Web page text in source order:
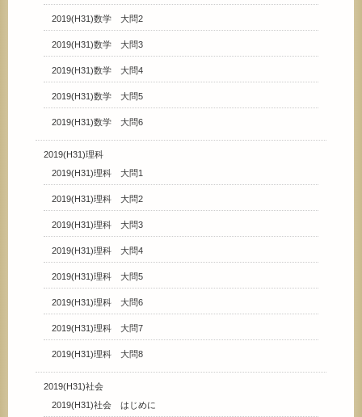
2019(H31)数学 大問2
2019(H31)数学 大問3
2019(H31)数学 大問4
2019(H31)数学 大問5
2019(H31)数学 大問6
2019(H31)理科
2019(H31)理科 大問1
2019(H31)理科 大問2
2019(H31)理科 大問3
2019(H31)理科 大問4
2019(H31)理科 大問5
2019(H31)理科 大問6
2019(H31)理科 大問7
2019(H31)理科 大問8
2019(H31)社会
2019(H31)社会 はじめに